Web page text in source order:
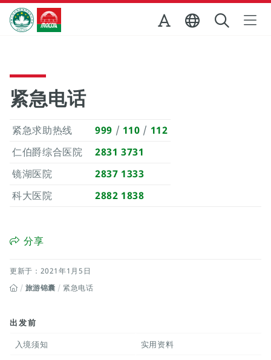
跳至主内容
澳门特别行政区政府旅游局
紧急电话
紧急求助热线 999 / 110 / 112
仁伯爵综合医院
2831 3731
镜湖医院
2837 1333
科大医院
2882 1838
分享
更新于：2021年1月5日
旅游锦囊
紧急电话
出发前
入境须知
实用资料